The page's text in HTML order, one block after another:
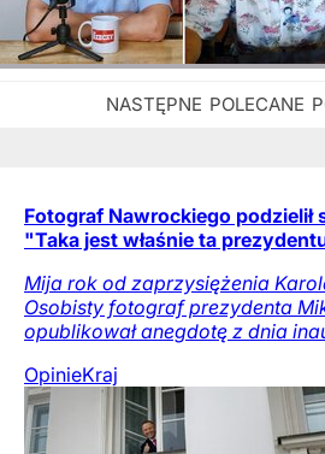
Fotograf Nawrockiego podzielił
"Taka jest właśnie ta
Mija rok od zaprzysiężenia
Osobisty fotograf prezydenta
opublikował anegdotę z dnia
OpinieKraj